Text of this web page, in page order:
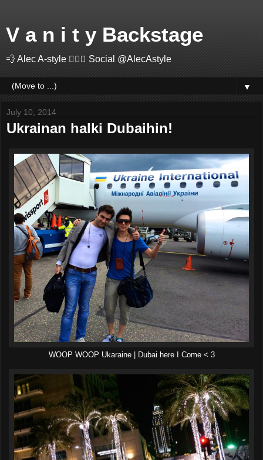
V a n i t y Backstage
💨 Alec A-style 🤽🏻‍♂️ Social @AlecAstyle
▼
July 10, 2014
Ukrainan halki Dubaihin!
WOOP WOOP Ukaraine | Dubai here I Come < 3